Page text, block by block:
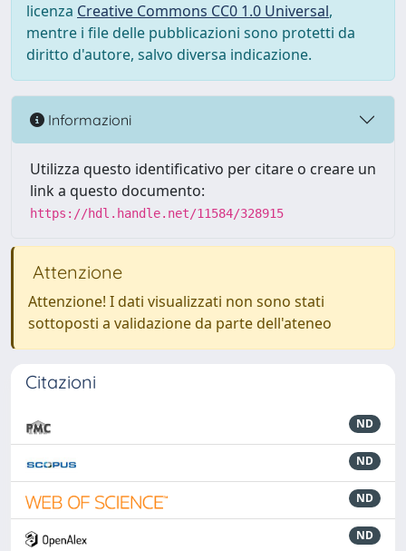
licenza Creative Commons CC0 1.0 Universal,
mentre i file delle pubblicazioni sono protetti da
diritto d'autore, salvo diversa indicazione.
Informazioni
Utilizza questo identificativo per citare o creare un
link a questo documento:
https://hdl.handle.net/11584/328915
Attenzione
Attenzione! I dati visualizzati non sono stati
sottoposti a validazione da parte dell'ateneo
Citazioni
ND
ND
ND
ND